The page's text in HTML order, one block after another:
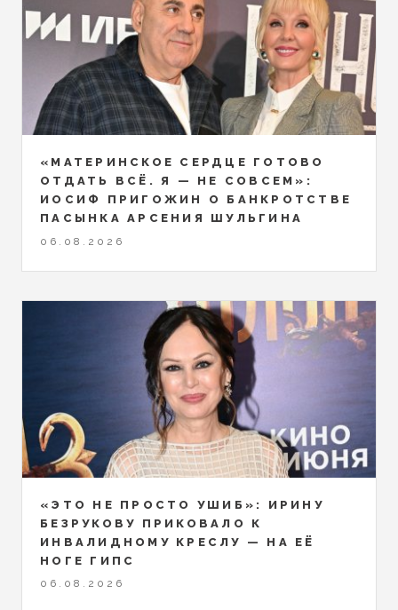
«МАТЕРИНСКОЕ СЕРДЦЕ ГОТОВО
ОТДАТЬ ВСЁ. Я — НЕ СОВСЕМ»:
ИОСИФ ПРИГОЖИН О БАНКРОТСТВЕ
ПАСЫНКА АРСЕНИЯ ШУЛЬГИНА
06.08.2026
«ЭТО НЕ ПРОСТО УШИБ»: ИРИНУ
БЕЗРУКОВУ ПРИКОВАЛО К
ИНВАЛИДНОМУ КРЕСЛУ — НА ЕЁ
НОГЕ ГИПС
06.08.2026